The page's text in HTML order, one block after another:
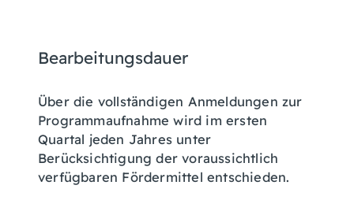
Bearbeitungsdauer
Über die vollständigen Anmeldungen zur
Programmaufnahme wird im ersten
Quartal jeden Jahres unter
Berücksichtigung der voraussichtlich
verfügbaren Fördermittel entschieden.